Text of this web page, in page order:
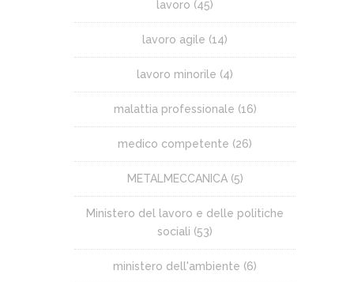
lavoro (45)
lavoro agile (14)
lavoro minorile (4)
malattia professionale (16)
medico competente (26)
METALMECCANICA(5)
Ministero del lavoro e delle politiche
sociali (53)
ministero dell'ambiente (6)